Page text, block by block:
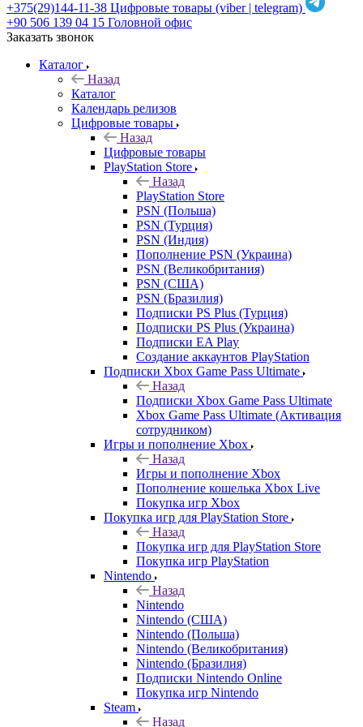
+375(29)144-11-38 Цифровые товары (viber | telegram)
+90 506 139 04 15 Головной офис
Заказать звонок
Каталог
Назад
Каталог
Календарь релизов
Цифровые товары
Назад
Цифровые товары
PlayStation Store
Назад
PlayStation Store
PSN (Польша)
PSN (Турция)
PSN (Индия)
Пополнение PSN (Украина)
PSN (Великобритания)
PSN (США)
PSN (Бразилия)
Подписки PS Plus (Турция)
Подписки PS Plus (Украина)
Подписки EA Play
Создание аккаунтов PlayStation
Подписки Xbox Game Pass Ultimate
Назад
Подписки Xbox Game Pass Ultimate
Xbox Game Pass Ultimate (Активация
сотрудником)
Игры и пополнение Xbox
Назад
Игры и пополнение Xbox
Пополнение кошелька Xbox Live
Покупка игр Xbox
Покупка игр для PlayStation Store
Назад
Покупка игр для PlayStation Store
Покупка игр PlayStation
Nintendo
Назад
Nintendo
Nintendo (США)
Nintendo (Польша)
Nintendo (Великобритания)
Nintendo (Бразилия)
Подписки Nintendo Online
Покупка игр Nintendo
Steam
Назад